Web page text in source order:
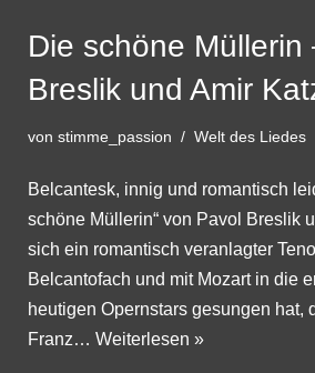
Die schöne Müllerin
Breslik und Amir
von stimme_passion Welt des Liedes
Belcantesk, innig und romantisch
schöne Müllerin“ von Pavol Breslik
sich ein romantisch veranlagter
Belcantofach und mit Mozart in die
heutigen Opernstars gesungen hat,
Franz… Weiterlesen »